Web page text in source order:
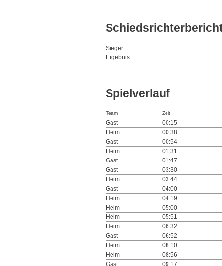
Sieger
Ergebnis
Spielverlauf
Team Zeit
Gast 00:15
Heim
00:38
Gast
00:54
Heim
01:31
Gast
01:47
Gast
03:30
Heim
03:44
Gast
04:00
Heim
04:19
Heim
05:00
Heim
05:51
Heim
06:32
Gast
06:52
Heim
08:10
Heim
08:56
Gast
09:17